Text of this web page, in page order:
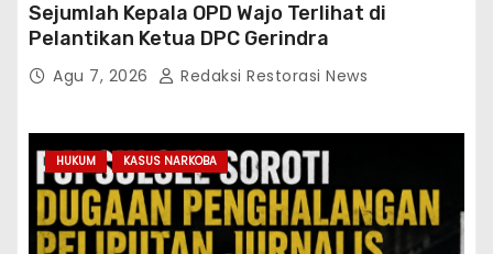
Sejumlah Kepala OPD Wajo Terlihat di
Pelantikan Ketua DPC Gerindra
Agu 7, 2026 Redaksi Restorasi News
HUKUM KASUS NARKOBA